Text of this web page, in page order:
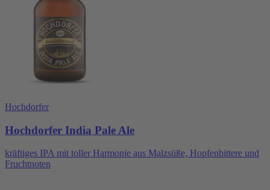
Hochdorfer
Hochdorfer India Pale Ale
kräftiges IPA mit toller Harmonie aus Malzsüße, Hopfenbittere und
Fruchtnoten